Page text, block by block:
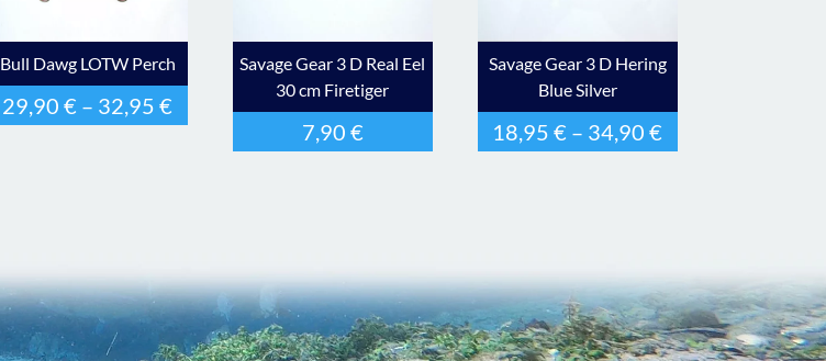
Bull Dawg LOTW Perch
29,90€ – 32,95€
Savage Gear 3 D Real Eel
30 cm Firetiger
7,90 €
Savage Gear 3 D Hering
Blue Silver
18,95€ – 34,90€